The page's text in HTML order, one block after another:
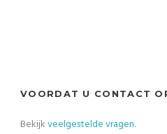
VOORDAT U CONTACT
Bekijkveelgestelde vragen.